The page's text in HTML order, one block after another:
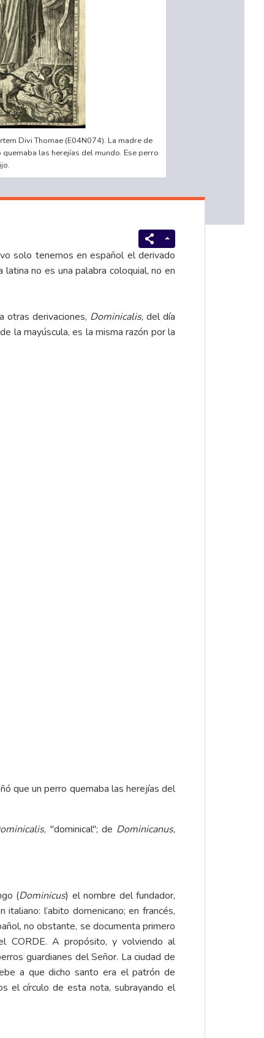
Divi Thomae (E04N074). La madre de
las herejías del mundo. Ese perro
solo tenemos en español el derivado
no es una palabra coloquial, no en
otras derivaciones, Dominicalis, del día
la mayúscula, es la misma razón por la
que un perro quemaba las herejías del
, "dominical"; de Dominicanus,
(Dominicus) el nombre del fundador,
l’abito domenicano; en francés,
no obstante, se documenta primero
CORDE. A propósito, y volviendo al
guardianes del Señor. La ciudad de
a que dicho santo era el patrón de
el círculo de esta nota, subrayando el